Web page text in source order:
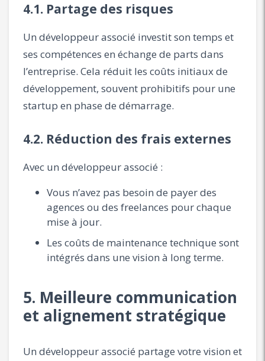
4.1. Partage des risques
Un développeur associé investit son temps et
ses compétences en échange de parts dans
l’entreprise. Cela réduit les coûts initiaux de
développement, souvent prohibitifs pour une
startup en phase de démarrage.
4.2. Réduction des frais externes
Avec un développeur associé :
Vous n’avez pas besoin de payer des
agences ou des freelances pour chaque
mise à jour.
Les coûts de maintenance technique sont
intégrés dans une vision à long terme.
5. Meilleure communication
et alignement stratégique
Un développeur associé partage votre vision et